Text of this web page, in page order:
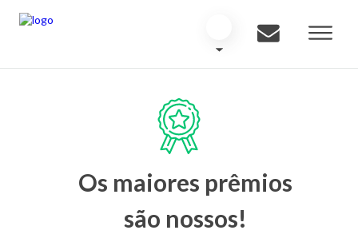
Os maiores prêmios
são nossos!